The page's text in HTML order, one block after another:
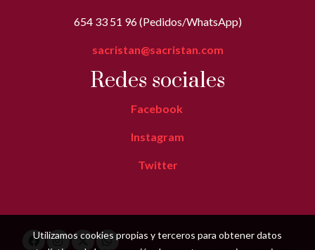
654 33 51 96 (Pedidos/WhatsApp)
sacristan@sacristan.com
Redes sociales
Facebook
Instagram
Twitter
Utilizamos cookies propias y terceros para obtener datos